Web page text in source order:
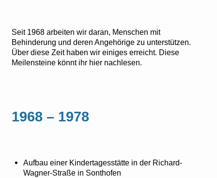
Seit 1968 arbeiten wir daran, Menschen mit
Behinderung und deren Angehörige zu unterstützen.
Über diese Zeit haben wir einiges erreicht. Diese
Meilensteine könnt ihr hier nachlesen.
1968 – 1978
Aufbau einer Kindertagesstätte in der Richard-
Wagner-Straße in Sonthofen